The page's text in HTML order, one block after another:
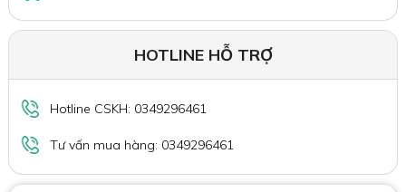
HOTLINE HỖ TRỢ
Hotline CSKH: 0349296461
Tư vấn mua hàng: 0349296461